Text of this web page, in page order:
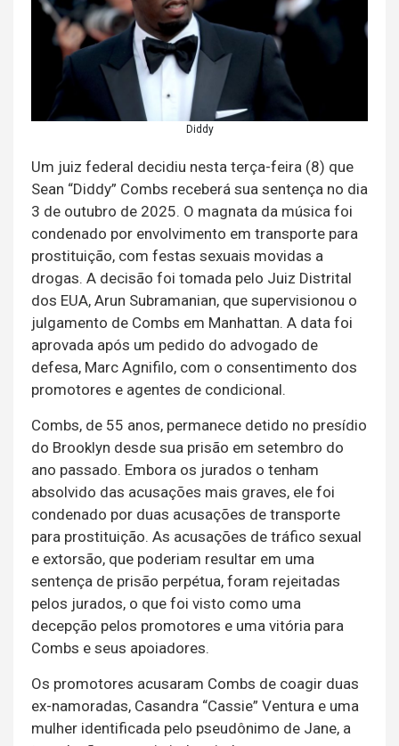
Diddy
Um juiz federal decidiu nesta terça-feira (8) que
Sean “Diddy” Combs receberá sua sentença no dia
3 de outubro de 2025. O magnata da música foi
condenado por envolvimento em transporte para
prostituição, com festas sexuais movidas a
drogas. A decisão foi tomada pelo Juiz Distrital
dos EUA, Arun Subramanian, que supervisionou o
julgamento de Combs em Manhattan. A data foi
aprovada após um pedido do advogado de
defesa, Marc Agnifilo, com o consentimento dos
promotores e agentes de condicional.
Combs, de 55 anos, permanece detido no presídio
do Brooklyn desde sua prisão em setembro do
ano passado. Embora os jurados o tenham
absolvido das acusações mais graves, ele foi
condenado por duas acusações de transporte
para prostituição. As acusações de tráfico sexual
e extorsão, que poderiam resultar em uma
sentença de prisão perpétua, foram rejeitadas
pelos jurados, o que foi visto como uma
decepção pelos promotores e uma vitória para
Combs e seus apoiadores.
Os promotores acusaram Combs de coagir duas
ex-namoradas, Casandra “Cassie” Ventura e uma
mulher identificada pelo pseudônimo de Jane, a